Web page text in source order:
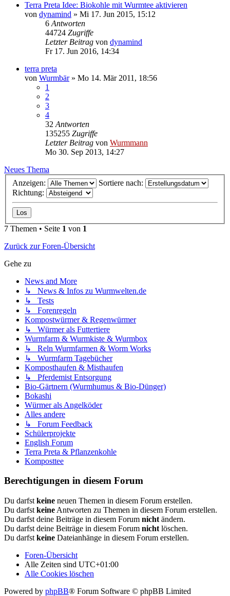
Terra Preta Idee: Biokohle mit Wurmtee aktivieren
von dynamind » Mi 17. Jun 2015, 15:12
6 Antworten
44724 Zugriffe
Letzter Beitrag von dynamind
Fr 17. Jun 2016, 14:34
terra preta
von Wurmbär» Mo 14. Mär 2011, 18:56
1
2
3
4
32 Antworten
135255 Zugriffe
Letzter Beitrag von Wurmmann
Mo 30. Sep 2013, 14:27
Neues Thema
Anzeigen:
Sortiere nach:
Richtung:
7 Themen • Seite 1 von 1
Zurück zur Foren-Übersicht
Gehe zu
News and More
↳ News & Infos zu Wurmwelten.de
↳ Tests
↳ Forenregeln
Kompostwürmer & Regenwürmer
↳ Würmer als Futtertiere
Wurmfarm & Wurmkiste & Wurmbox
↳ Reln Wurmfarmen & Worm Works
↳ Wurmfarm Tagebücher
Komposthaufen & Misthaufen
↳ Pferdemist Entsorgung
Bio-Gärtnern (Wurmhumus & Bio-Dünger)
Bokashi
Würmer als Angelköder
Alles andere
↳ Forum Feedback
Schülerprojekte
English Forum
Terra Preta & Pflanzenkohle
Komposttee
Berechtigungen in diesem Forum
Du darfst keine neuen Themen in diesem Forum erstellen.
Du darfst keine Antworten zu Themen in diesem Forum erstellen.
Du darfst deine Beiträge in diesem Forum nicht ändern.
Du darfst deine Beiträge in diesem Forum nicht löschen.
Du darfst keine Dateianhänge in diesem Forum erstellen.
Foren-Übersicht
Alle Zeiten sind UTC+01:00
Alle Cookies löschen
Powered by phpBB® Forum Software © phpBB Limited